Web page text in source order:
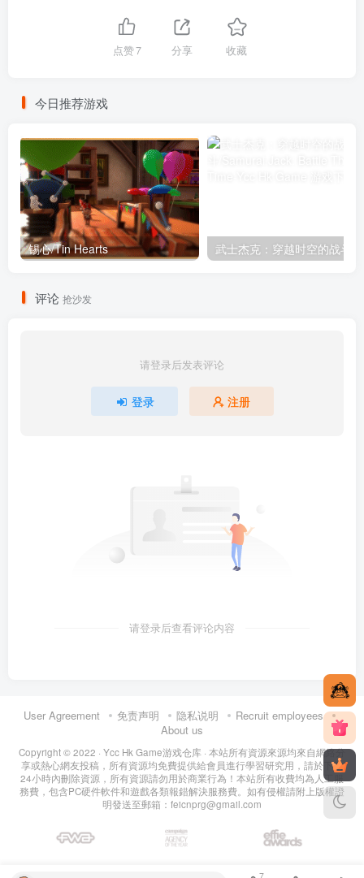
点赞7 分享 收藏
今日推荐游戏
锡心/Tin Hearts
评论 抢沙发
请登录后发表评论
登录 注册
请登录后查看评论内容
User Agreement 免责声明 隐私说明
Recruit employees
About us
Copyright © 2022 · Ycc Hk Game游戏仓库 · 本站所有資源來源均來自網絡分
享或熱心網友投稿，所有資源均免費提供給會員進行學習研究用，請於下載
24小時內刪除資源，所有資源請勿用於商業行為！本站所有收費均為人工服
務費，包含PC硬件軟件和遊戲各類報錯解決服務費。如有侵權請附上版權證
明發送至郵箱：feicnprg@gmail.com